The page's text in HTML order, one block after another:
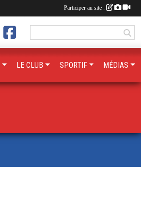
LE CLUB SPORTIF MÉDIAS
Participer au site :